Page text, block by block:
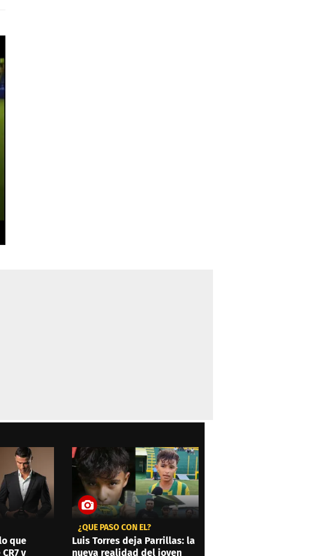
que
y
¿QUÉ PASÓ CON ÉL?
Luis Torres deja Parrillas: la
nueva realidad del joven